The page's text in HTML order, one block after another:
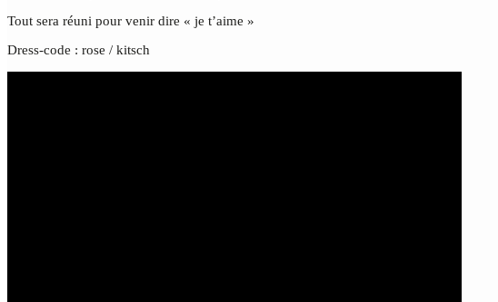
Tout sera réuni pour venir dire « je t’aime »
Dress-code : rose / kitsch